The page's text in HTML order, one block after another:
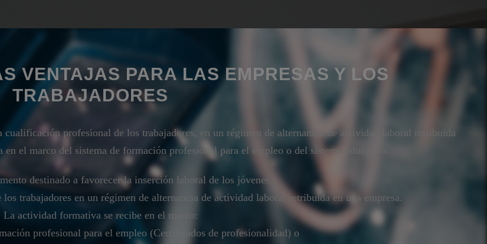
VENTAJAS PARA LAS EMPRESAS Y LOS
TRABAJADORES
profesional de los trabajadores, en un régimen de alternancia de actividad laboral retribuida
el marco del sistema de formación profesional para el empleo o del sistema educativo.
destinado a favorecer la inserción laboral de los jóvenes.
trabajadores en un régimen de alternancia de actividad laboral retribuida en una empresa.
La actividad formativa se recibe en el marco:
profesional para el empleo (Certificados de profesionalidad) o